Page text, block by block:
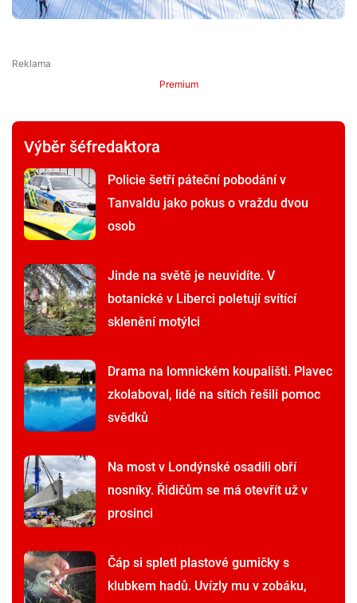
Premium
Výběr šéfredaktora
Policie šetří páteční pobodání v
Tanvaldu jako pokus o vraždu dvou
osob
Jinde na světě je neuvidíte. V
botanické v Liberci poletují svítící
sklenění motýlci
Drama na lomnickém koupališti. Plavec
zkolaboval, lidé na sítích řešili pomoc
svědků
Na most v Londýnské osadili obří
nosníky. Řidičům se má otevřít už v
prosinci
Čáp si spletl plastové gumičky s
klubkem hadů. Uvízly mu v zobáku,